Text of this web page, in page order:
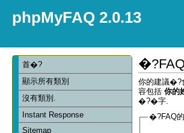
phpMyFAQ 2.0.13
首�?
顯示所有類別
沒有類別.
Instant Response
Sitemap
你的建議�?
容包括 你的
�?�字.
�?FAQ